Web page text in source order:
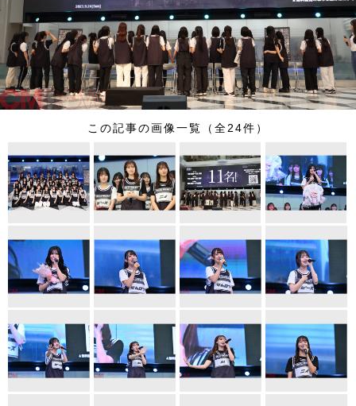
この記事の画像一覧（全24件）